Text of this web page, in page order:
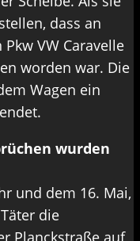
dass an
VW Caravelle
worden war. Die
Wagen ein
wurden
und dem 16. Mai,
die